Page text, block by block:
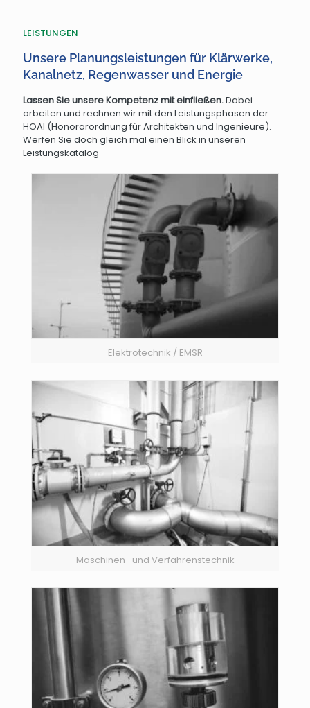
LEISTUNGEN
Unsere Planungsleistungen für Klärwerke,
Kanalnetz, Regenwasser und Energie
Lassen Sie unsere Kompetenz mit einfließen.Dabei
arbeiten und rechnen wir mit den Leistungsphasen der
HOAI (Honorarordnung für Architekten und Ingenieure).
Werfen Sie doch gleich mal einen Blick in unseren
Leistungskatalog
Elektrotechnik / EMSR
Maschinen- und Verfahrenstechnik